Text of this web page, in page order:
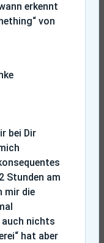
erkennt
von
bei Dir
Stunden am
mir die
nichts
hat aber